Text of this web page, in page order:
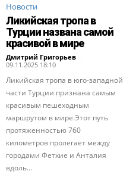
Новости
Ликийская тропа в
Турции названа самой
красивой в мире
Дмитрий Григорьев -
09.11.2025 18:10
Ликийская тропа в юго-западной
части Турции признана самым
красивым пешеходным
маршрутом в мире.Этот путь
протяженностью 760
километров пролегает между
городами Фетхие и Анталия
вдоль...